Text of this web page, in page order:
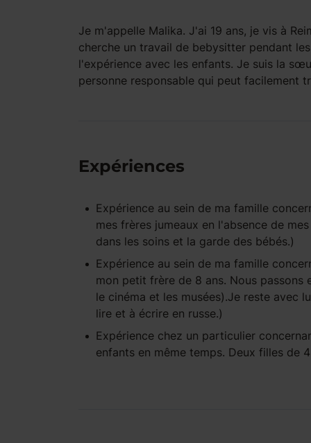
Je m'appelle Malika. J'ai 19 ans, je vis à
cherche un travail de bebysitter pendant
l'expérience avec les enfants. Je suis la
personne responsable qui peut facilement
Expériences
Expérience au sein de ma famille
mes frères jumeaux en l'absence de
dans les soins et la garde des bébés.)
Expérience au sein de ma famille
mon petit frère de 8 ans. Nous passons
le cinéma et les musées).Je reste avec
lire et à écrire en russe.)
Expérience chez un particulier
enfants en même temps. Deux filles de